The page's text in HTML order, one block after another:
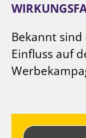
Bekannt sind
Einfluss auf